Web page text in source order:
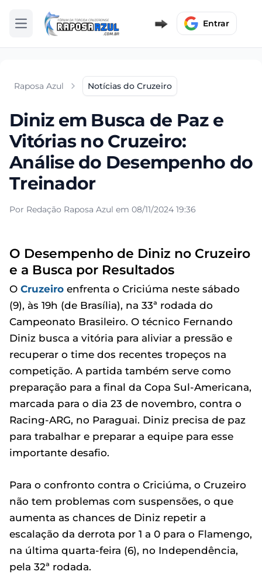
Abrir menu Entrar
Raposa Azul Notícias do Cruzeiro
Diniz em Busca de Paz e
Vitórias no Cruzeiro:
Análise do Desempenho do
Treinador
Por Redação Raposa Azul em 08/11/2024 19:36
O Desempenho de Diniz no Cruzeiro
e a Busca por Resultados
O Cruzeiro enfrenta o Criciúma neste sábado
(9), às 19h (de Brasília), na 33ª rodada do
Campeonato Brasileiro. O técnico Fernando
Diniz busca a vitória para aliviar a pressão e
recuperar o time dos recentes tropeços na
competição. A partida também serve como
preparação para a final da Copa Sul-Americana,
marcada para o dia 23 de novembro, contra o
Racing-ARG, no Paraguai. Diniz precisa de paz
para trabalhar e preparar a equipe para esse
importante desafio.
Para o confronto contra o Criciúma, o Cruzeiro
não tem problemas com suspensões, o que
aumenta as chances de Diniz repetir a
escalação da derrota por 1 a 0 para o Flamengo,
na última quarta-feira (6), no Independência,
pela 32ª rodada.